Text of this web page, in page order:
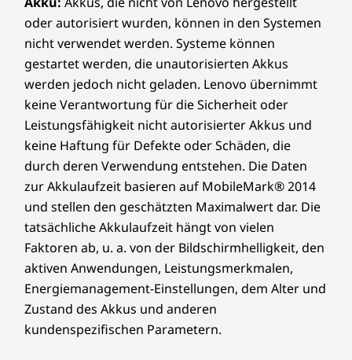
oder autorisiert wurden, können in den Systemen
nicht verwendet werden. Systeme können
gestartet werden, die unautorisierten Akkus
werden jedoch nicht geladen. Lenovo übernimmt
keine Verantwortung für die Sicherheit oder
Leistungsfähigkeit nicht autorisierter Akkus und
keine Haftung für Defekte oder Schäden, die
durch deren Verwendung entstehen. Die Daten
zur Akkulaufzeit basieren auf MobileMark® 2014
und stellen den geschätzten Maximalwert dar. Die
tatsächliche Akkulaufzeit hängt von vielen
Faktoren ab, u. a. von der Bildschirmhelligkeit, den
aktiven Anwendungen, Leistungsmerkmalen,
Energiemanagement-Einstellungen, dem Alter und
Zustand des Akkus und anderen
kundenspezifischen Parametern.